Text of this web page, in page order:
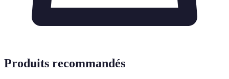
Produits recommandés